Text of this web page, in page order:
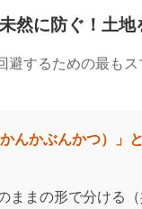
然に防ぐ！土
避するための最もス
んかぶんかつ）」
ままの形で分ける（